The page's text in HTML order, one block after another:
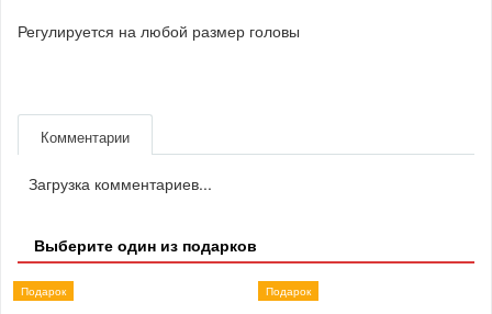
Регулируется на любой размер головы
Комментарии
Загрузка комментариев...
Выберите один из подарков
Подарок Подарок